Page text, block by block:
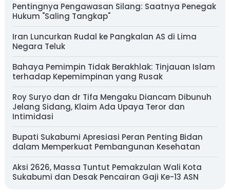
Pentingnya Pengawasan Silang: Saatnya Penegak
Hukum "Saling Tangkap"
Iran Luncurkan Rudal ke Pangkalan AS di Lima
Negara Teluk
Bahaya Pemimpin Tidak Berakhlak: Tinjauan Islam
terhadap Kepemimpinan yang Rusak
Roy Suryo dan dr Tifa Mengaku Diancam Dibunuh
Jelang Sidang, Klaim Ada Upaya Teror dan
Intimidasi
Bupati Sukabumi Apresiasi Peran Penting Bidan
dalam Memperkuat Pembangunan Kesehatan
Aksi 2626, Massa Tuntut Pemakzulan Wali Kota
Sukabumi dan Desak Pencairan Gaji Ke-13 ASN